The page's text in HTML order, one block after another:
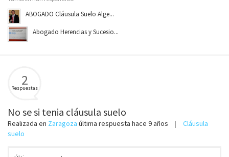
ABOGADO Cláusula Suelo Alge...
Abogado Herencias y Sucesio...
2
Respuestas
No se si tenia cláusula suelo
Realizada en Zaragoza última respuesta hace 9 años
Cláusula
suelo